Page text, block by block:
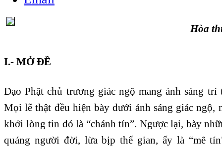
Hòa
I.- MỞ ĐỀ
Đạo Phật chủ trương giác ngộ mang ánh sáng
Mọi lẽ thật đều hiện bày dưới ánh sáng giác ngộ,
khởi lòng tin đó là “chánh tín”. Ngược lại, bày
quáng người đời, lừa bịp thế gian, ấy là “mê